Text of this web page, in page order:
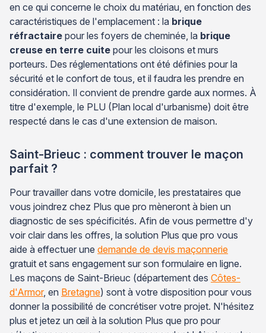
en ce qui concerne le choix du matériau, en fonction des
caractéristiques de l'emplacement : la brique
réfractaire pour les foyers de cheminée, la brique
creuse en terre cuite pour les cloisons et murs
porteurs. Des réglementations ont été définies pour la
sécurité et le confort de tous, et il faudra les prendre en
considération. Il convient de prendre garde aux normes. À
titre d'exemple, le PLU (Plan local d'urbanisme) doit être
respecté dans le cas d'une extension de maison.
Saint-Brieuc : comment trouver le maçon
parfait ?
Pour travailler dans votre domicile, les prestataires que
vous joindrez chez Plus que pro mèneront à bien un
diagnostic de ses spécificités. Afin de vous permettre d'y
voir clair dans les offres, la solution Plus que pro vous
aide à effectuer une demande de devis maçonnerie
gratuit et sans engagement sur son formulaire en ligne.
Les maçons de Saint-Brieuc (département des Côtes-
d'Armor, en Bretagne) sont à votre disposition pour vous
donner la possibilité de concrétiser votre projet. N'hésitez
plus et jetez un œil à la solution Plus que pro pour